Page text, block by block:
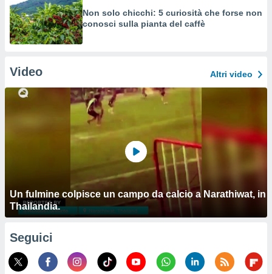
Non solo chicchi: 5 curiosità che forse non
conosci sulla pianta del caffè
Video Altri video
Un fulmine colpisce un campo da calcio a Narathiwat, in
Thailandia.
Seguici